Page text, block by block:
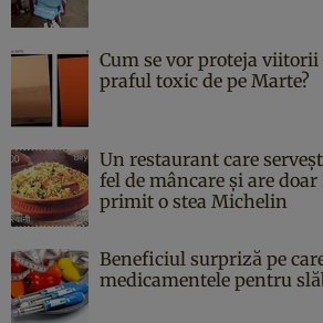
Cum se vor proteja
praful toxic de pe Marte?
Un restaurant care
fel de mâncare și are
primit o stea Michelin
Beneficiul surpriză pe
medicamentele pentru